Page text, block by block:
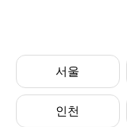
서울
인천